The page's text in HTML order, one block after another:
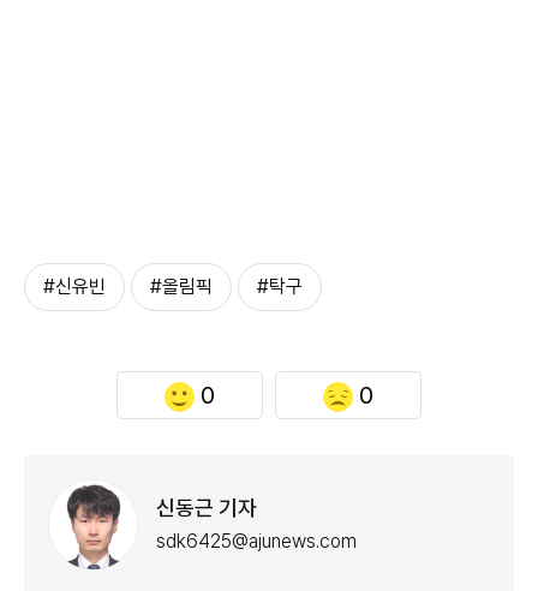
#신유빈 #올림픽 #탁구
0 0
신동근 기자
sdk6425@ajunews.com